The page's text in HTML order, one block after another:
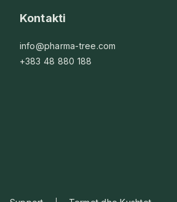
Kontakti
info@pharma-tree.com
+383 48 880 188